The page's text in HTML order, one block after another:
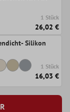
1 Stück
26,02 €
Silikon
1 Stück
16,03 €